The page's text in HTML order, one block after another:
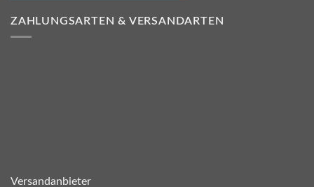
ZAHLUNGSARTEN & VERSANDARTEN
Versandanbieter